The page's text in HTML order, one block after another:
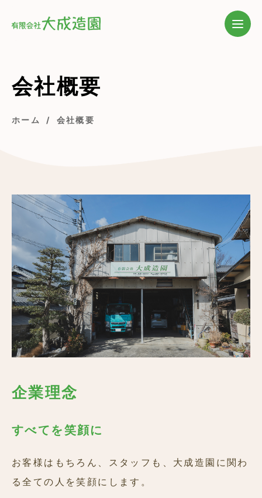
会社概要
ホーム 会社概要
企業理念
すべてを笑顔に
お客様はもちろん、スタッフも、大成造園に関わ
る全ての人を笑顔にします。